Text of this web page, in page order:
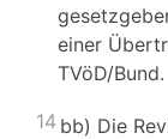
einer
TVöD/Bund.
14 bb) Die